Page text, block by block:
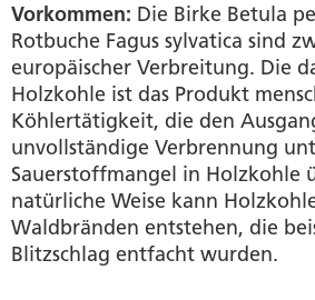
Vorkommen: Die Birke Betula
Rotbuche Fagus sylvatica sind
europäischer Verbreitung. Die
Holzkohle ist das Produkt
Köhlertätigkeit, die den
unvollständige Verbrennung
Sauerstoffmangel in Holzkohle
natürliche Weise kann
Waldbränden entstehen, die
Blitzschlag entfacht wurden.